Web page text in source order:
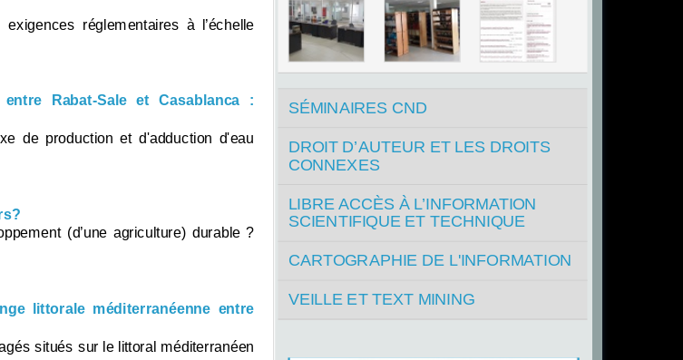
réglementaires à l’échelle
Rabat-Sale et Casablanca :
de production et d'adduction d'eau
(d’une agriculture) durable ?
littorale méditerranéenne entre
situés sur le littoral méditerranéen
SÉMINAIRES CND
DROIT D’AUTEUR ET LES DROITS
CONNEXES
LIBRE ACCÈS À L’INFORMATION
SCIENTIFIQUE ET TECHNIQUE
CARTOGRAPHIE DE L'INFORMATION
VEILLE ET TEXT MINING